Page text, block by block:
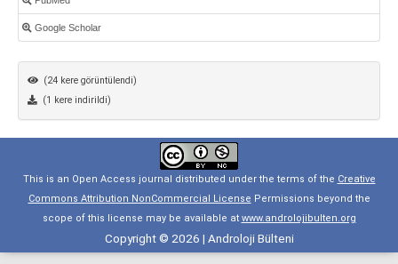
Google Scholar
(24 kere görüntülendi)
(1 kere indirildi)
This is an Open Access journal distributed under the terms of the Creative
Commons Attribution NonCommercial License Permissions beyond the
scope of this license may be available at www.androlojibulten.org
Copyright © 2026 | Androloji Bülteni